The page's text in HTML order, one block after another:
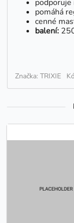
pomáhá
cenné
balení:
Značka: TRIXIE